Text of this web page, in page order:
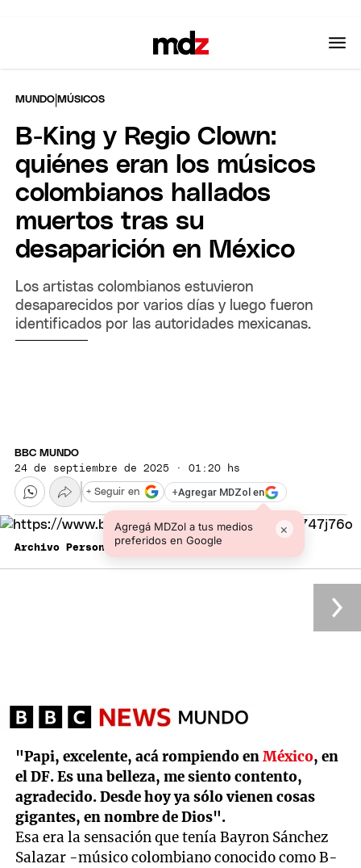
MUNDO |MÚSICOS
B-King y Regio Clown:
quiénes eran los músicos
colombianos hallados
muertos tras su
desaparición en México
Los artistas colombianos estuvieron
desaparecidos por varios días y luego fueron
identificados por las autoridades mexicanas.
BBC MUNDO
24 de septiembre de 2025 · 01:20 hs
+Agregar MDZol en
Agregá MDZol a tus medios
preferidos en Google
×
+ Seguir en
Archivo Personal
"Papi, excelente, acá rompiendo enMéxico, en
el DF. Es una belleza, me siento contento,
agradecido. Desde hoy ya sólo vienen cosas
gigantes, en nombre de Dios".
Esa era la sensación que tenía Bayron Sánchez
Salazar -músico colombiano conocido como B-